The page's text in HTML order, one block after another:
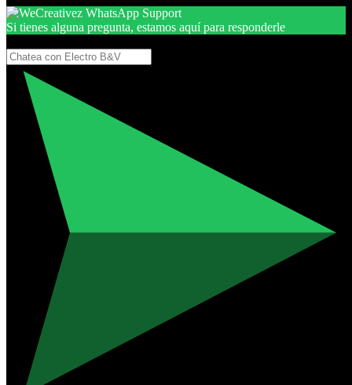
Si tienes alguna pregunta, estamos aquí para responderle